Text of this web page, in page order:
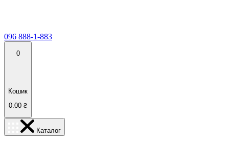
096 888-1-883
0
Кошик
0.00 ₴
Каталог